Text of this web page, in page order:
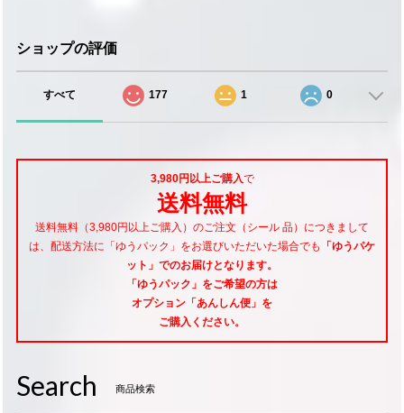
ショップの評価
すべて 177 1 0
3,980円以上ご購入で
送料無料
送料無料（3,980円以上ご購入）のご注文（シール 品）につきまして
は、配送方法に「ゆうパック」をお選びいただいた場合でも
「ゆうパケ
ット」でのお届けとなります。
「ゆうパック」をご希望の方は
オプション「あんしん便」 を
ご購入ください。
Search 商品検索